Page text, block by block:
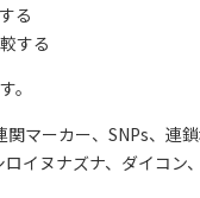
る
する
。
マーカー、SNPs、連
イヌナズナ、ダイコン